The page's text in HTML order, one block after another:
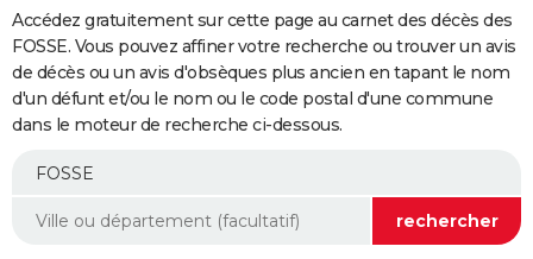
Programme TV
TNT
Streaming
Cinéma
Sorties cinéma
Musique
+
FINANCE
Retraite
Impôts
Epargne
Immobilier
Risques naturels par ville
Banque
Assurance
Crédit
AUTO
Essais
Réserver un essai
Citadines
Berlines
SUV
Forum auto
+
Mobiles
Meilleur smartphone
Internet
Ordinateurs
Jeux vidéo
Guide high-tech
Aménagement intérieur
Accédez gratuitement sur cette page au carnet des décès des
FOSSE. Vous pouvez affiner votre recherche ou trouver un avis
de décès ou un avis d'obsèques plus ancien en tapant le nom
d'un défunt et/ou le nom ou le code postal d'une commune
dans le moteur de recherche ci-dessous.